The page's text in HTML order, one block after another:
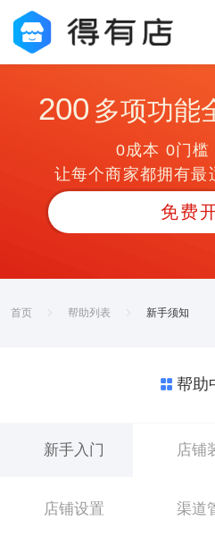
200 多项功能
0成本 0门槛
让每个商家都拥有最
免费
首页 帮助列表 新手须知
帮助
新手入门 店铺
店铺设置 渠道